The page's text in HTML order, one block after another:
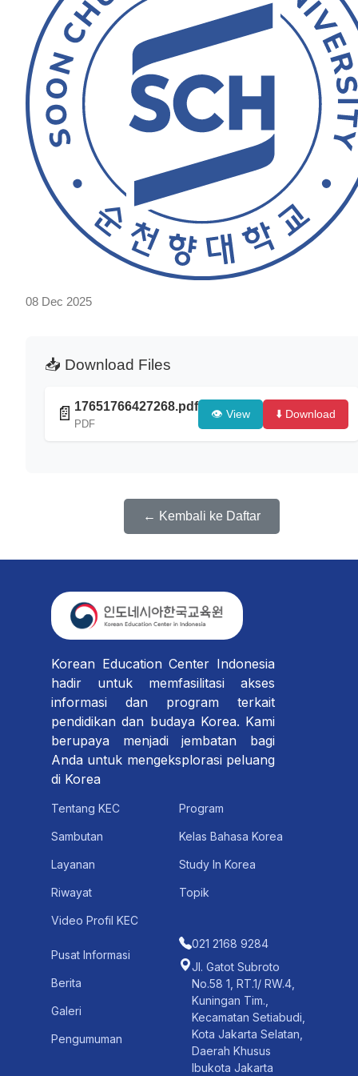
08 Dec 2025
📥 Download Files
📄 17651766427268.pdf
PDF
👁️ View ⬇️ Download
← Kembali ke Daftar
Korean Education Center Indonesia
hadir untuk memfasilitasi akses
informasi dan program terkait
pendidikan dan budaya Korea. Kami
berupaya menjadi jembatan bagi
Anda untuk mengeksplorasi peluang
di Korea
Tentang KEC
Sambutan
Layanan
Riwayat
Video Profil KEC
Program
Kelas Bahasa Korea
Study In Korea
Topik
Pusat Informasi
Berita
Galeri
Pengumuman
021 2168 9284
Jl. Gatot Subroto
No.58 1, RT.1/ RW.4,
Kuningan Tim.,
Kecamatan Setiabudi,
Kota Jakarta Selatan,
Daerah Khusus
Ibukota Jakarta